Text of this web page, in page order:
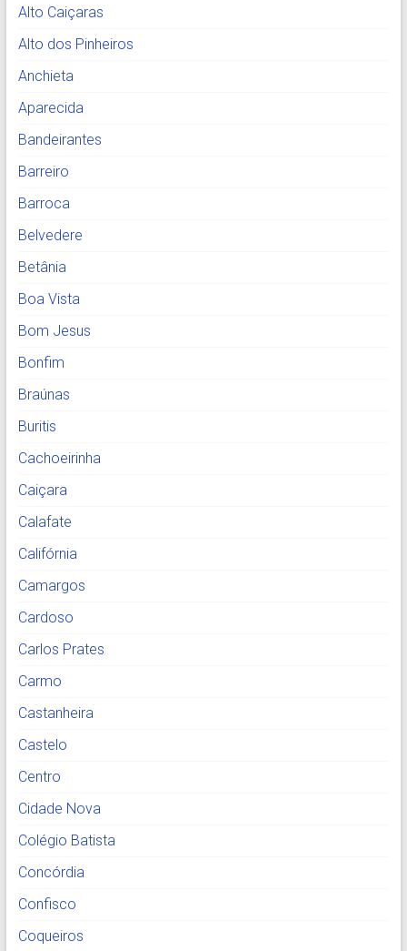
Alto Caiçaras
Alto dos Pinheiros
Anchieta
Aparecida
Bandeirantes
Barreiro
Barroca
Belvedere
Betânia
Boa Vista
Bom Jesus
Bonfim
Braúnas
Buritis
Cachoeirinha
Caiçara
Calafate
Califórnia
Camargos
Cardoso
Carlos Prates
Carmo
Castanheira
Castelo
Centro
Cidade Nova
Colégio Batista
Concórdia
Confisco
Coqueiros